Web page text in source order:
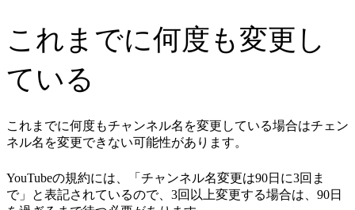
これまでに何度も変更し
ている
これまでに何度もチャンネル名を変更している場合はチェン
ネル名を変更できない可能性があります。
YouTubeの規約には、「チャンネル名変更は90日に3回ま
で」と表記されているので、3回以上変更する場合は、90日